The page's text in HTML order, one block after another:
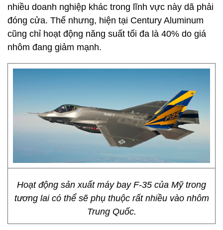
nhiều doanh nghiệp khác trong lĩnh vực này dã phải
đóng cửa. Thế nhưng, hiện tại Century Aluminum
cũng chỉ hoạt động năng suất tối đa là 40% do giá
nhôm đang giảm mạnh.
Hoạt động sản xuất máy bay F-35 của Mỹ trong
tương lai có thể sẽ phụ thuộc rất nhiều vào nhôm
Trung Quốc.